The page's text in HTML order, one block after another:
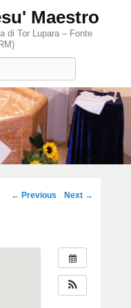
Maestro
di Tor Lupara – Fonte
Post
← Previous Next →